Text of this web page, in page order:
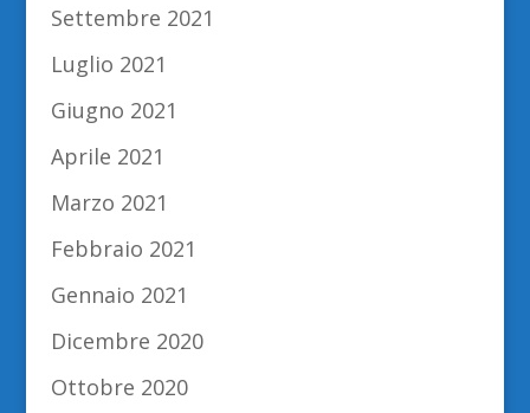
Settembre 2021
Luglio 2021
Giugno 2021
Aprile 2021
Marzo 2021
Febbraio 2021
Gennaio 2021
Dicembre 2020
Ottobre 2020